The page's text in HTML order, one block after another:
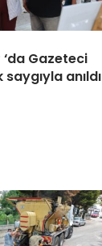
Gazeteci
saygıyla anıldı